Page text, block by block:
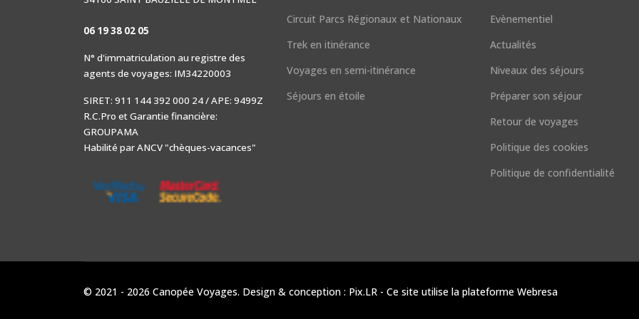
06 19 38 02 05
N° d'immatriculation au registre des
agents de voyages: IM34220003
SIRET: 911 144 392 000 24 / APE: 9499Z
R.C.Pro et Garantie financière:
GROUPAMA
Habilité par ANCV "chèques-vacances"
Circuit Parcs Régionaux et Nationaux
Trek en itinérance
Voyages en semi-itinérance
Séjours en étoile
Evènementiel
Actualités
Niveaux des séjours
Préparer son séjour
Retour de voyages
Politique des cookies
Politique de confidentialité
© 2021 - 2026 Canopée Voyages. Design & conception : Pix.LR - Ce site utilise la plateforme Webresa